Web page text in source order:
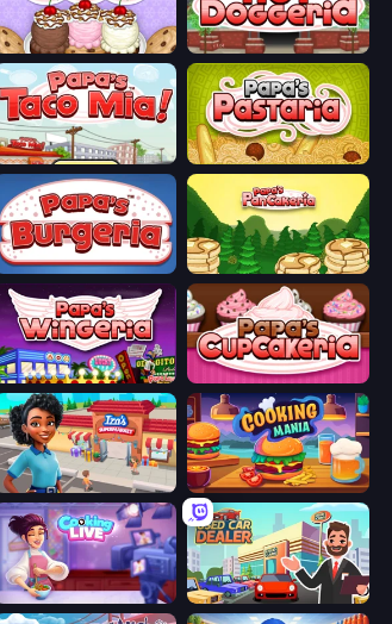
Papa's Scooperia Papa's Hot Doggeria
Papa's Taco Mia Papa's Pastaria
Papa's Burgeria Papa's Pancakeria
Papa's Wingeria Papas Cupcakeria
Iza's Supermarket Cooking Mania
Cooking Live Used Car Dealer Tycoon